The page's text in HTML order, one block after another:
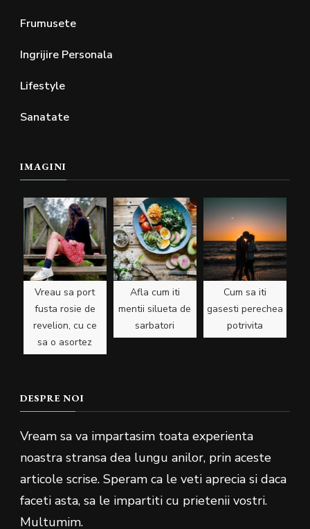
Frumusete
Ingrijire Personala
Lifestyle
Sanatate
IMAGINI
Vreau sa port
fusta rosie de
revelion, cu ce
sa o asortez
Afla cum iti
mentii silueta de
sarbatori
Cum sa iti
gasesti perechea
potrivita
DESPRE NOI
Vream sa va impartasim toata experienta
noastra stransa dea lungu anilor, prin aceste
articole scrise. Speram ca le veti aprecia si daca
faceti asta, sa le impartiti cu prietenii vostri.
Multumim.